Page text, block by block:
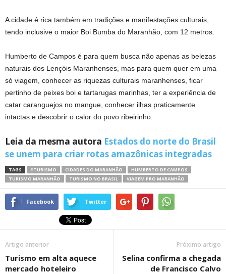
A cidade é rica também em tradições e manifestações culturais,
tendo inclusive o maior Boi Bumba do Maranhão, com 12 metros.
Humberto de Campos é para quem busca não apenas as belezas
naturais dos Lençóis Maranhenses, mas para quem quer em uma
só viagem, conhecer as riquezas culturais maranhenses, ficar
pertinho de peixes boi e tartarugas marinhas, ter a experiência de
catar caranguejos no mangue, conhecer ilhas praticamente
intactas e descobrir o calor do povo ribeirinho.
Leia da mesma autora Estados do norte do Brasil
se unem para criar rotas amazônicas integradas
TAGS #TURISMO CIDADES DO MARANHÃO
HUMBERTO DE CAMPOS
TURISMO MARANHÃO
TURISMO NO BRASIL VIAGEM PRO MARANHÃO
Facebook Twitter
Artigo anterior
Turismo em alta aquece
mercado hoteleiro
Próximo artigo
Selina confirma a chegada
de Francisco Calvo